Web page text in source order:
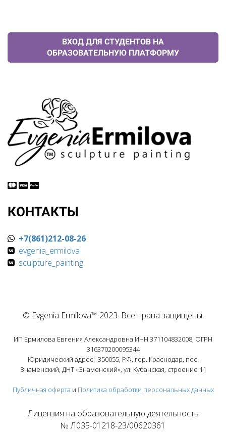
ВХОД ДЛЯ СТУДЕНТОВ НА
ОБРАЗОВАТЕЛЬНУЮ ПЛАТФОРМУ
КОНТАКТЫ
+7(861)212-08-26
evgenia_ermilova
sculpture_painting
© Evgenia Ermilova™ 2023. Все права защищены.
ИП Ермилова Евгения Александровна ИНН 371104832008, ОГРН
316370200095344
Юридический адрес: 350055, РФ, гор. Краснодар, пос.
Знаменский, ДНТ «Знаменский», ул. Кубанская, строение 11
Публичная оферта и Политика обработки персональных данных
Лицензия на образовательную деятельность
№ Л035-01218-23/00620361